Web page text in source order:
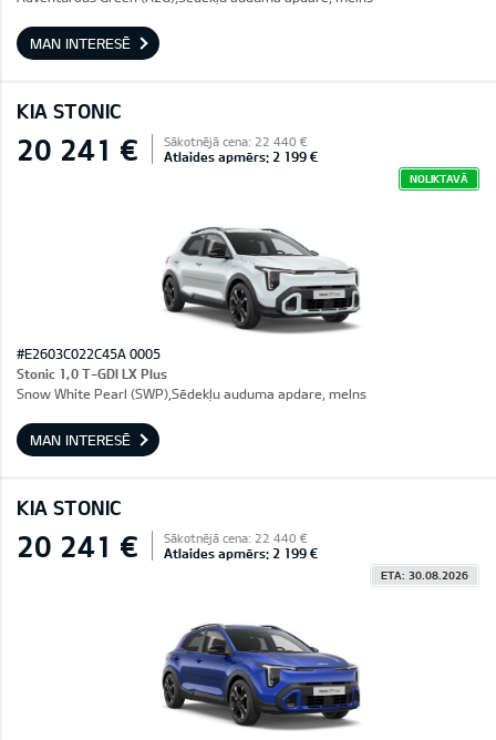
MAN INTERESĒ
KIA STONIC
20 241 € Sākotnējā cena: 22 440 €
Atlaides apmērs: 2 199 €
NOLIKTAVĀ
#E2603C022C45A 0005
Stonic 1,0 T-GDI LX Plus
Snow White Pearl (SWP),Sēdekļu auduma apdare, melns
MAN INTERESĒ
KIA STONIC
20 241 € Sākotnējā cena: 22 440 €
Atlaides apmērs: 2 199 €
ETA: 30.08.2026